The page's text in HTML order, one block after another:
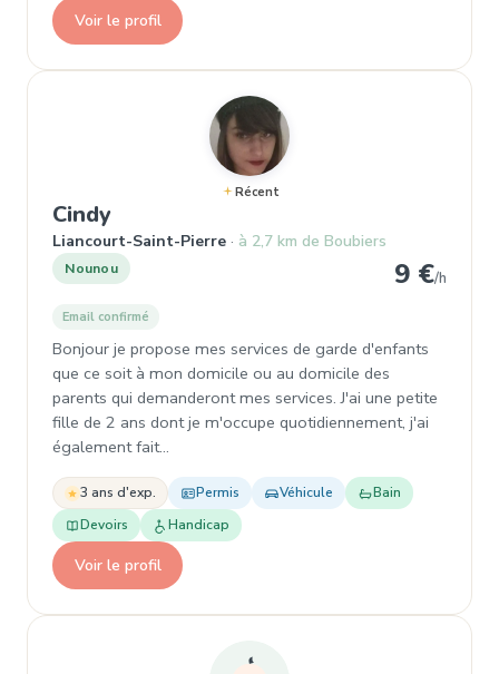
Voir le profil
Récent
Cindy, Garde d'enfant à Liancourt-Saint-
Liancourt-Saint-Pierre à 2,7 km de Boubiers
Nounou 9 €/h
Email confirmé
Bonjour je propose mes services de garde d'enfants
que ce soit à mon domicile ou au domicile des
parents qui demanderont mes services. J'ai une petite
fille de 2 ans dont je m'occupe quotidiennement, j'ai
également fait…
3 ans d'exp. Permis Véhicule
Bain
Devoirs
Handicap
Voir le profil